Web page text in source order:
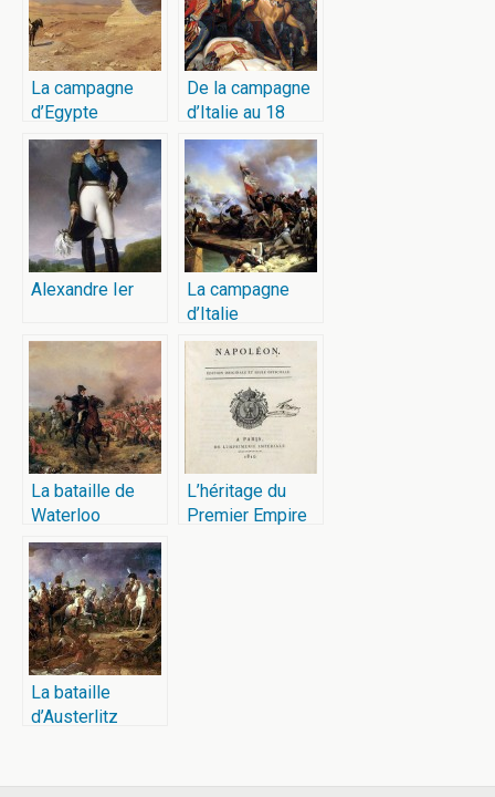
La campagne
d’Egypte
De la campagne
d’Italie au 18
Brumaire: quand
Bonaparte est
devenu
Napoléon
Alexandre Ier
La campagne
d’Italie
La bataille de
Waterloo
L’héritage du
Premier Empire
La bataille
d’Austerlitz